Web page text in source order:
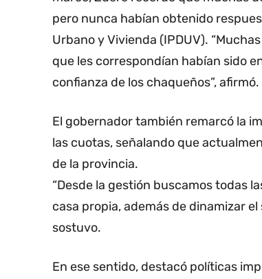
pero nunca habían obtenido
Urbano y Vivienda (IPDUV).
que les correspondían habían sido
confianza de los chaqueños”, afirmó.
El gobernador también remarcó la
las cuotas, señalando que
de la provincia.
“Desde la gestión buscamos todas
casa propia, además de dinamizar
sostuvo.
En ese sentido, destacó políticas